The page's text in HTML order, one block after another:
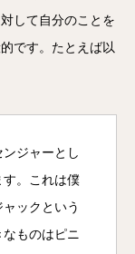
して自分のことを
です。たとえば以
ジャーとし
。これは僕
ックという
ものはピニ